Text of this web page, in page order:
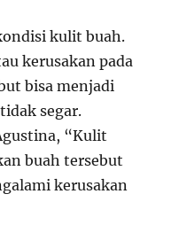
kulit buah.
kerusakan pada
bisa menjadi
segar.
“Kulit
buah tersebut
kerusakan